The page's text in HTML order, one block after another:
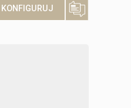
KONFIGURUJ